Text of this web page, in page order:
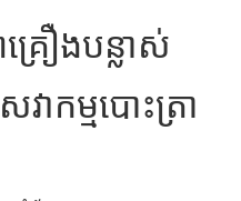
រឿងបន្លាស់
កម្មបោះត្រា